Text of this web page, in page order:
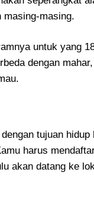
masing-masing.
untuk yang
dengan
tujuan
harus
akan datang ke